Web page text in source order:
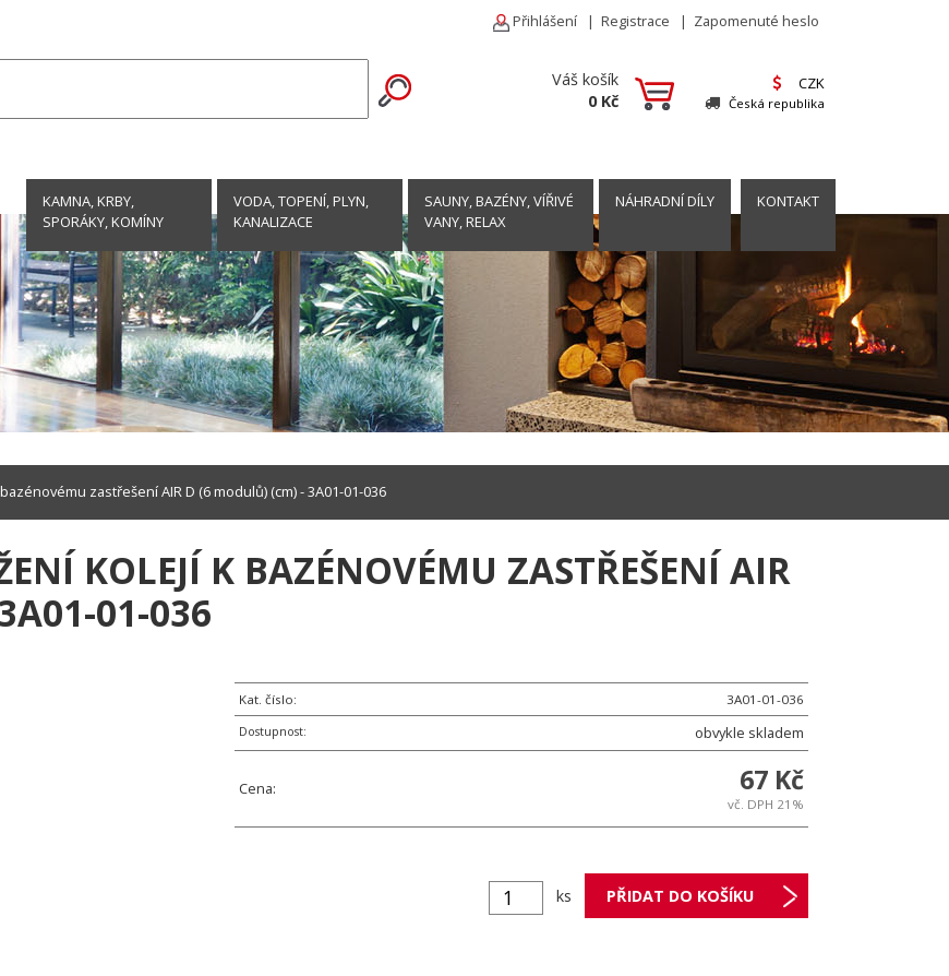
Přihlášení | Registrace | Zapomenuté heslo
Váš košík
0 Kč
CZK
Česká republika
KAMNA, KRBY,
SPORÁKY, KOMÍNY
VODA, TOPENÍ, PLYN,
KANALIZACE
SAUNY, BAZÉNY, VÍŘIVÉ
VANY, RELAX
NÁHRADNÍ DÍLY KONTAKT
zastřešení AIR D (6 modulů) (cm) - 3A01-01-036
KOLEJÍ K BAZÉNOVÉMU ZASTŘEŠENÍ AIR
01-036
Kat. číslo:
3A01-01-036
Dostupnost:
obvykle skladem
Cena: 67 Kč
vč. DPH 21%
ks